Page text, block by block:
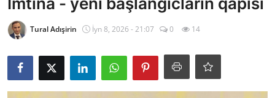
Ədəbiyyat
Tural Adışirin İyn 8, 2026 - 21:07 0 14